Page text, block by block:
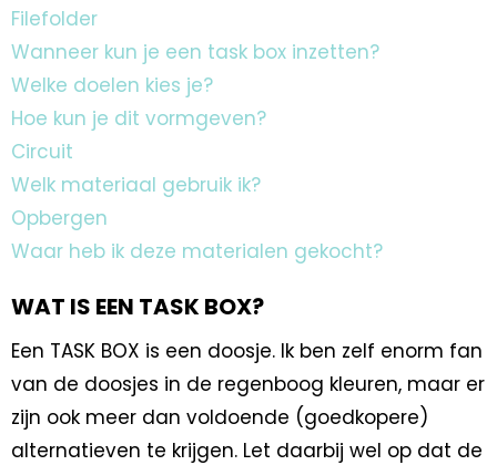
Filefolder
Wanneer kun je een task box inzetten?
Welke doelen kies je?
Hoe kun je dit vormgeven?
Circuit
Welk materiaal gebruik ik?
Opbergen
Waar heb ik deze materialen gekocht?
WAT IS EEN TASK BOX?
Een TASK BOX is een doosje. Ik ben zelf enorm fan
van de doosjes in de regenboog kleuren, maar er
zijn ook meer dan voldoende (goedkopere)
alternatieven te krijgen. Let daarbij wel op dat de